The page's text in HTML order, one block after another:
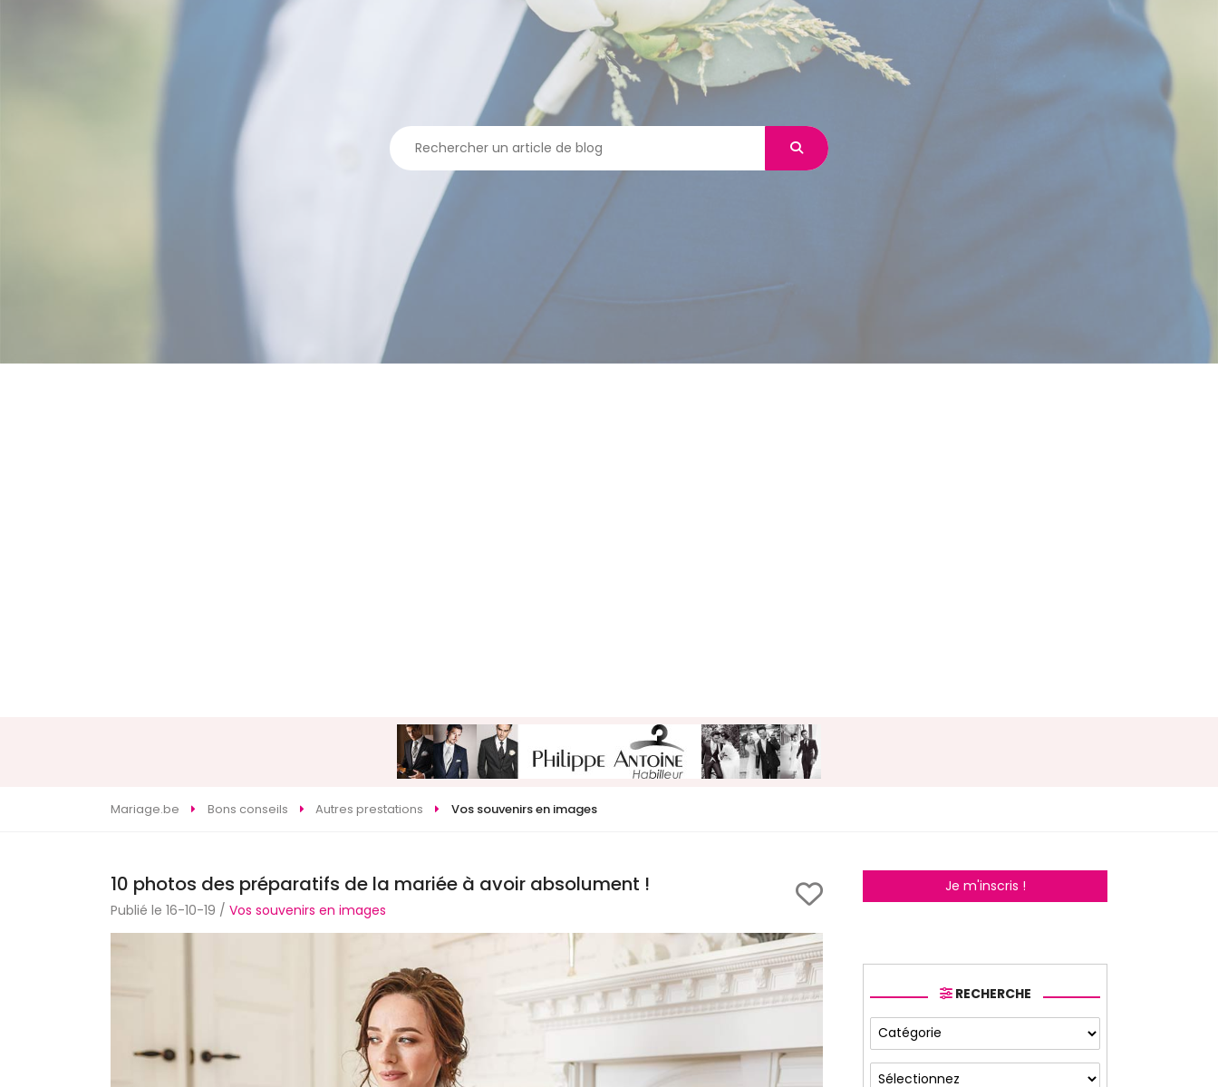
Mariage.be Bons conseils Autres prestations Vos souvenirs en images
10 photos des préparatifs de la mariée à avoir absolument !
Publié le 16-10-19 / Vos souvenirs en images
Je m'inscris !
RECHERCHE